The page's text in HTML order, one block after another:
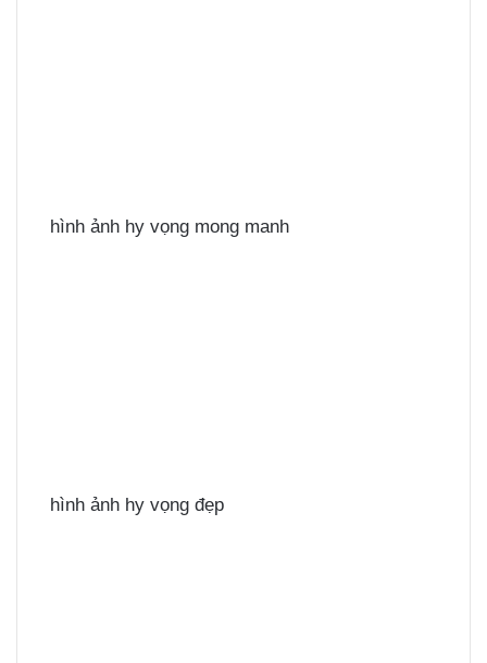
hình ảnh hy vọng mong manh
hình ảnh hy vọng đẹp